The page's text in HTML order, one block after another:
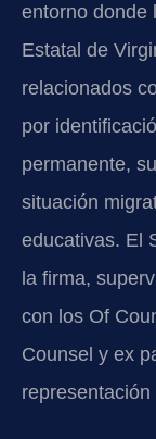
entorno donde
Estatal de
relacionados
por
permanente,
situación
educativas. El
la firma,
con los Of
Counsel y ex